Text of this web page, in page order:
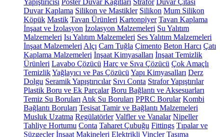
Yapıştırıcısı Poster Duvar Kağıtları Strafor Duvar Çıtası
Duvar Kaplama Silikon ve Mastikler Silikon Mum Silikon
Köpük Mastik Tavan Ürünleri Kartonpiyer Tavan Kaplama
İnşaat ve İzolasyon İzolasyon Malzemeleri Su Yalıtım
Malzemeleri Isı Yalıtım Malzemeleri Ses Yalıtım Malzemeleri
İnşaat Malzemeleri Alçı Cam Tuğla Çimento Beton Harcı Çatı
Kaplama Malzemeleri İnşaat Kimyasalları İnşaat Temizlik
Ürünleri Lavabo Çözücü Harç ve Sıva Çözücü Çok Amaçlı
TemizlikYağlayıcı ve Pas Çözücü Yapı Kimyasalları Derz
Dolgu Seramik Yapıştırıcılar Sıvı Conta Strafor Yapıştırılar
Plastik Boru ve Ek Parçalar Boru Bağlantı ve Aksesuarları
Temiz Su Boruları Atık Su Boruları PPRC Borular Kombi
Bağlantı Boruları Tesisat Tamir ve Bağlantı Malzemeleri
Musluk Uzatma Regülatörler Valfler ve Vanalar Nipeller
Tahliye Hortumu Conta Taharet Çubuğu Fittings Tıpalar ve
Süzgeçler İnşaat Makineleri Elektrikli Vinçler Taşıma